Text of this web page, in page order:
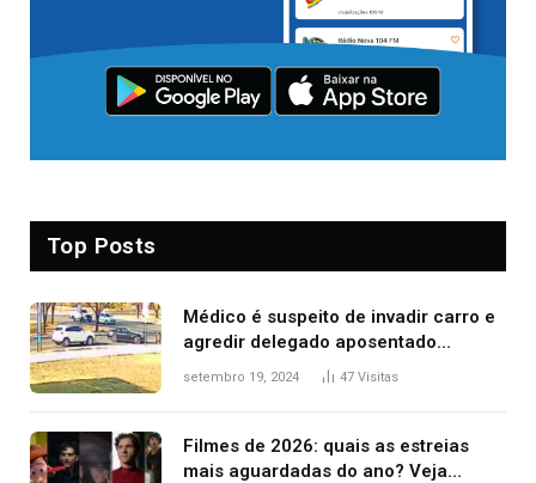
Top Posts
Médico é suspeito de invadir carro e
agredir delegado aposentado
durante confusão no trânsito
setembro 19, 2024 47 Visitas
Filmes de 2026: quais as estreias
mais aguardadas do ano? Veja